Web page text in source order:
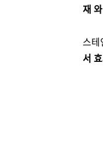
재
스테
서